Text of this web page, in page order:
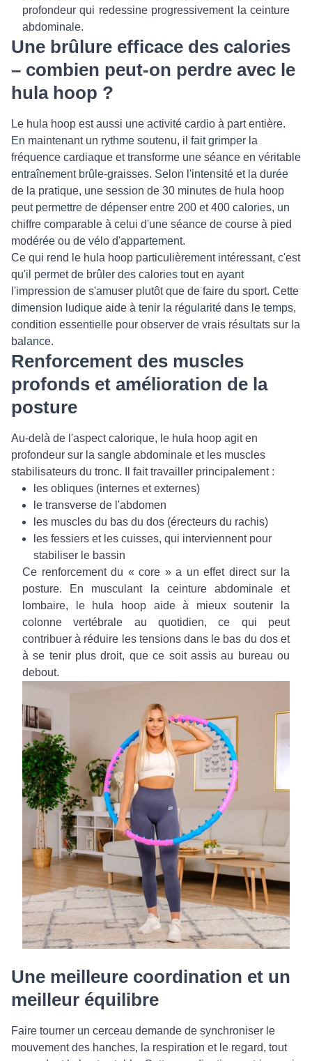
profondeur qui redessine progressivement la ceinture
abdominale.
Une brûlure efficace des calories
– combien peut-on perdre avec le
hula hoop ?
Le hula hoop est aussi une activité cardio à part entière.
En maintenant un rythme soutenu, il fait grimper la
fréquence cardiaque et transforme une séance en véritable
entraînement brûle-graisses. Selon l'intensité et la durée
de la pratique, une session de 30 minutes de hula hoop
peut permettre de dépenser entre 200 et 400 calories, un
chiffre comparable à celui d'une séance de course à pied
modérée ou de vélo d'appartement.
Ce qui rend le hula hoop particulièrement intéressant, c'est
qu'il permet de brûler des calories tout en ayant
l'impression de s'amuser plutôt que de faire du sport. Cette
dimension ludique aide à tenir la régularité dans le temps,
condition essentielle pour observer de vrais résultats sur la
balance.
Renforcement des muscles
profonds et amélioration de la
posture
Au-delà de l'aspect calorique, le hula hoop agit en
profondeur sur la sangle abdominale et les muscles
stabilisateurs du tronc. Il fait travailler principalement :
les obliques (internes et externes)
le transverse de l'abdomen
les muscles du bas du dos (érecteurs du rachis)
les fessiers et les cuisses, qui interviennent pour
stabiliser le bassin
Ce renforcement du « core » a un effet direct sur la
posture. En muscul­ant la ceinture abdominale et
lombaire, le hula hoop aide à mieux soutenir la
colonne vertébrale au quotidien, ce qui peut
contribuer à réduire les tensions dans le bas du dos et
à se tenir plus droit, que ce soit assis au bureau ou
debout.
Une meilleure coordination et un
meilleur équilibre
Faire tourner un cerceau demande de synchroniser le
mouvement des hanches, la respiration et le regard, tout